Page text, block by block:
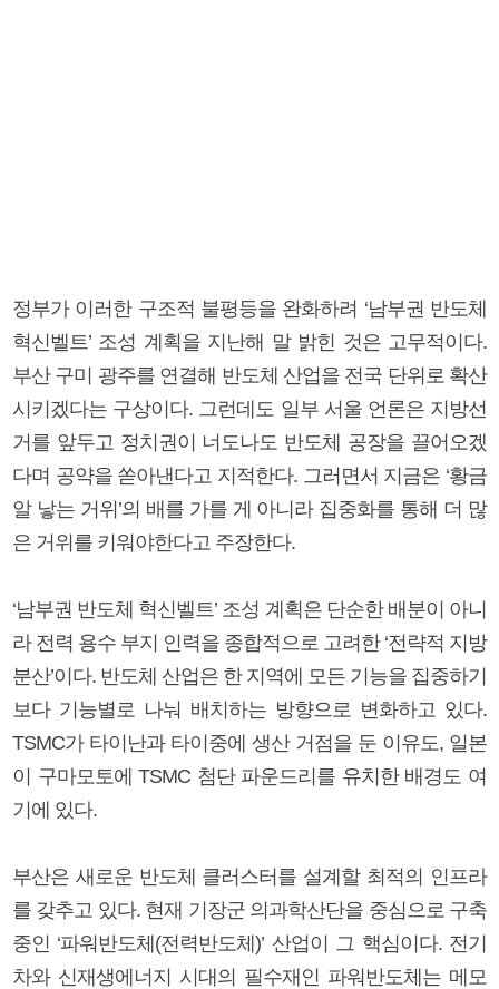
정부가 이러한 구조적 불평등을 완화하려 ‘남부권 반도체
혁신벨트’ 조성 계획을 지난해 말 밝힌 것은 고무적이다.
부산 구미 광주를 연결해 반도체 산업을 전국 단위로 확산
시키겠다는 구상이다. 그런데도 일부 서울 언론은 지방선
거를 앞두고 정치권이 너도나도 반도체 공장을 끌어오겠
다며 공약을 쏟아낸다고 지적한다. 그러면서 지금은 ‘황금
알 낳는 거위’의 배를 가를 게 아니라 집중화를 통해 더 많
은 거위를 키워야한다고 주장한다.
‘남부권 반도체 혁신벨트’ 조성 계획은 단순한 배분이 아니
라 전력 용수 부지 인력을 종합적으로 고려한 ‘전략적 지방
분산’이다. 반도체 산업은 한 지역에 모든 기능을 집중하기
보다 기능별로 나눠 배치하는 방향으로 변화하고 있다.
TSMC가 타이난과 타이중에 생산 거점을 둔 이유도, 일본
이 구마모토에 TSMC 첨단 파운드리를 유치한 배경도 여
기에 있다.
부산은 새로운 반도체 클러스터를 설계할 최적의 인프라
를 갖추고 있다. 현재 기장군 의과학산단을 중심으로 구축
중인 ‘파워반도체(전력반도체)’ 산업이 그 핵심이다. 전기
차와 신재생에너지 시대의 필수재인 파워반도체는 메모